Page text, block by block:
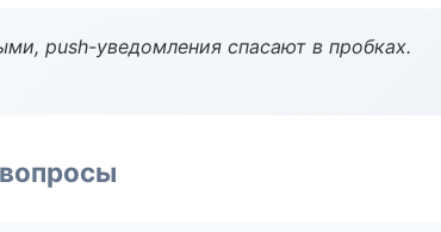
push-уведомления спасают в пробках.